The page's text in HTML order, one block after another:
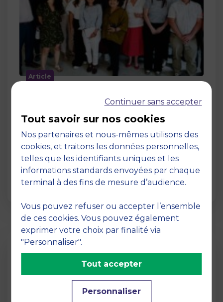
Article
de l’Économie Numérique 2026 : un
engagement au service de
l’innovation en occitanie
12 juin 2026
La semaine dernière, le campus de MBS
School of Business a ouvert ses portes aux
jurys des Trophées …
Continuer sans accepter
Tout savoir sur nos cookies
Nos partenaires et nous-mêmes utilisons des
cookies, et traitons les données personnelles,
telles que les identifiants uniques et les
informations standards envoyées par chaque
terminal à des fins de mesure d’audience.
Vous pouvez refuser ou accepter l’ensemble
de ces cookies. Vous pouvez également
exprimer votre choix par finalité via
"Personnaliser".
Personnaliser
Tout accepter